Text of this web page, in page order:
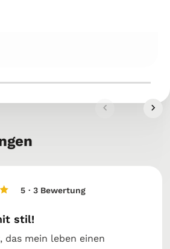
5 · 3 Bewertung
stil!
das mein leben einen